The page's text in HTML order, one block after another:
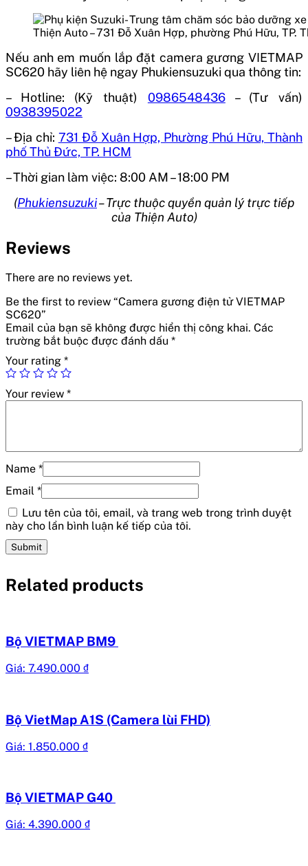
Thiện Auto – 731 Đỗ Xuân Hợp, phường Phú Hữu, TP.
Nếu anh em muốn lắp đặt camera gương VIETMAP
SC620 hãy liên hệ ngay Phukiensuzuki qua thông tin:
– Hotline: (Kỹ thuật) 0986548436– (Tư vấn)
0938395022
– Địa chỉ: 731 Đỗ Xuân Hợp, Phường Phú Hữu, Thành
phố Thủ Đức, TP. HCM
– Thời gian làm việc: 8:00 AM – 18:00 PM
(Phukiensuzuki– Trực thuộc quyền quản lý trực tiếp
của Thiện Auto)
Reviews
There are no reviews yet.
Be the first to review “Camera gương điện tử VIETMAP
SC620”
Email của bạn sẽ không được hiển thị công khai. Các
trường bắt buộc được đánh dấu *
Your rating *
Your review *
Name *
Email *
Lưu tên của tôi, email, và trang web trong trình duyệt
này cho lần bình luận kế tiếp của tôi.
Related products
Bộ VIETMAP BM9
Giá: 7.490.000 ₫
Bộ VietMap A1S (Camera lùi FHD)
Giá: 1.850.000 ₫
Bộ VIETMAP G40
Giá: 4.390.000 ₫